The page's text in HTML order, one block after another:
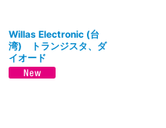
Willas Electronic (台
湾) トランジスタ、ダ
イオード